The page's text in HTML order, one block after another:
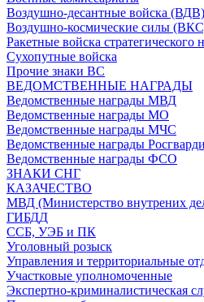
Воздушно-десантные войска (ВДВ)
Воздушно-космические силы
Ракетные войска
Сухопутные войска
Прочие знаки ВС
ВЕДОМСТВЕННЫЕ НАГРАДЫ
Ведомственные награды МВД
Ведомственные награды МО
Ведомственные награды МЧС
Ведомственные награды
Ведомственные награды ФСО
ЗНАКИ СНГ
КАЗАЧЕСТВО
МВД (Министерство внутрених
ГИБДД
ССБ, УЭБ и ПК
Уголовный розыск
Управления и территориальные
Участковые уполномоченные
Экспертно-криминалистическая